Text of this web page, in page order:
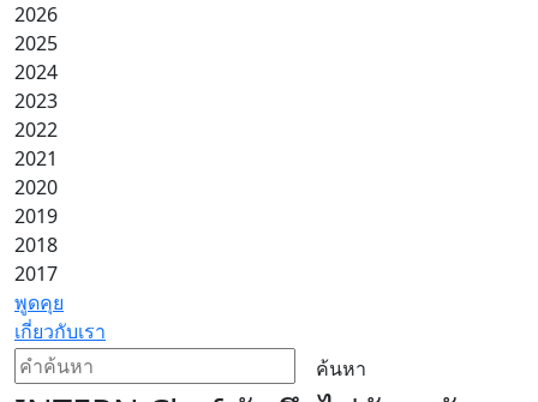
2026
2025
2024
2023
2022
2021
2020
2019
2018
2017
พูดคุย
เกี่ยวกับเรา
ค้นหา